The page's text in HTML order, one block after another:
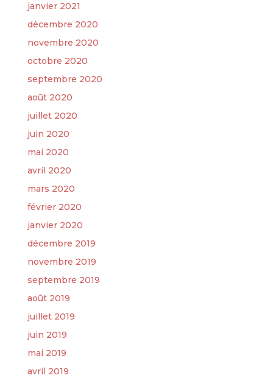
janvier 2021
décembre 2020
novembre 2020
octobre 2020
septembre 2020
août 2020
juillet 2020
juin 2020
mai 2020
avril 2020
mars 2020
février 2020
janvier 2020
décembre 2019
novembre 2019
septembre 2019
août 2019
juillet 2019
juin 2019
mai 2019
avril 2019